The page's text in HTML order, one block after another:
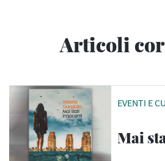
Articoli
EVENTI E
Mai